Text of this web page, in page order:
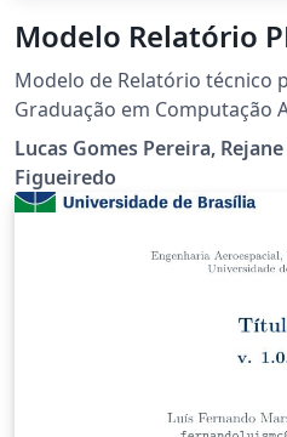
Modelo Relatório
Modelo de Relatório técnico
Graduação em Computação
de Brasília.
Lucas Gomes Pereira,
Figueiredo